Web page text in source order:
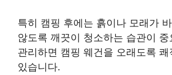
특히 캠핑 후에는 흙이나 모래가
않도록 깨끗이 청소하는 습관이
관리하면 캠핑 웨건을 오래도록
있습니다.